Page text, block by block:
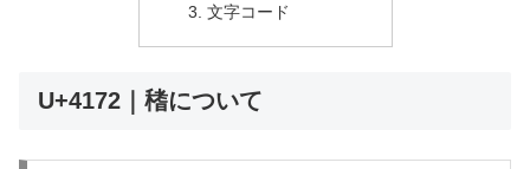
文字コード
U+4172｜䅲について